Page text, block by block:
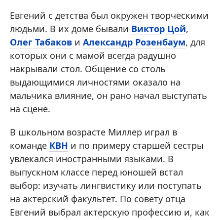
Евгений с детства был окружен творческими
людьми. В их доме бывали Виктор Цой,
Олег Табаков и Александр Розенбаум, для
которых они с мамой всегда радушно
накрывали стол. Общение со столь
выдающимися личностями оказало на
мальчика влияние, он рано начал выступать
на сцене.
В школьном возрасте Миллер играл в
команде КВН и по примеру старшей сестры
увлекался иностранными языками. В
выпускном классе перед юношей встал
выбор: изучать лингвистику или поступать
на актерский факультет. По совету отца
Евгений выбрал актерскую профессию и, как